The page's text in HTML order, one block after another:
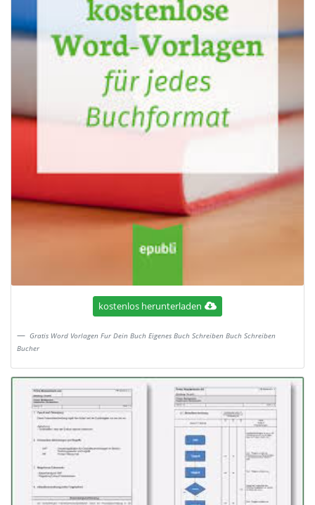
kostenlos herunterladen
Gratis Word Vorlagen Fur Dein Buch Eigenes Buch Schreiben Buch Schreiben
Bucher